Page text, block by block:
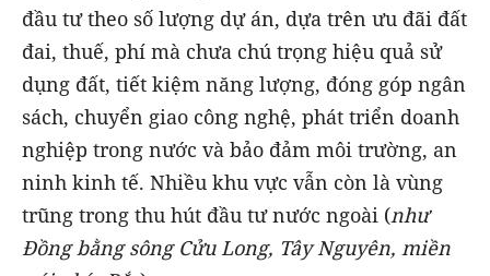
đầu tư theo số lượng dự án, dựa trên ưu đãi đất
đai, thuế, phí mà chưa chú trọng hiệu quả sử
dụng đất, tiết kiệm năng lượng, đóng góp ngân
sách, chuyển giao công nghệ, phát triển doanh
nghiệp trong nước và bảo đảm môi trường, an
ninh kinh tế. Nhiều khu vực vẫn còn là vùng
trũng trong thu hút đầu tư nước ngoài (như
Đồng bằng sông Cửu Long, Tây Nguyên, miền